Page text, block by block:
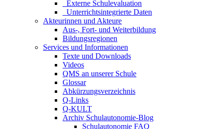
_Externe Schulevaluation
_Unterrichtsintegrierte Daten
Akteurinnen und Akteure
Aus-, Fort- und Weiterbildung
Bildungsregionen
Services und Informationen
Texte und Downloads
Videos
QMS an unserer Schule
Glossar
Abkürzungsverzeichnis
Q-Links
Q-KULT
Archiv Schulautonomie-Blog
Schulautonomie FAQ